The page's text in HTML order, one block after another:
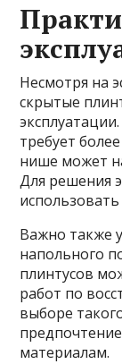
Несмотря на
скрытые
требует
нише может
Для решения
Важно также
напольного
плинтусов
работ по
выборе
материалам.